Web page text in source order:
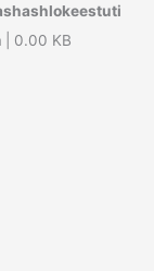
dashashlokeestuti
| 0.00 KB